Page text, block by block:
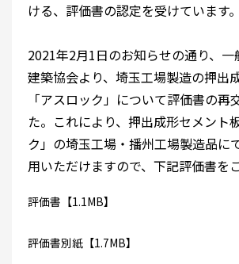
ける、評価書の認定を受けています。
2021年2月1日のお知らせの通り、
建築協会より、埼玉工場製造の押出
「アスロック」について評価書の再
た。これにより、押出成形セメント
ク」の埼玉工場・播州工場製造品に
用いただけますので、下記評価書を
評価書【1.1MB】
評価書別紙【1.7MB】